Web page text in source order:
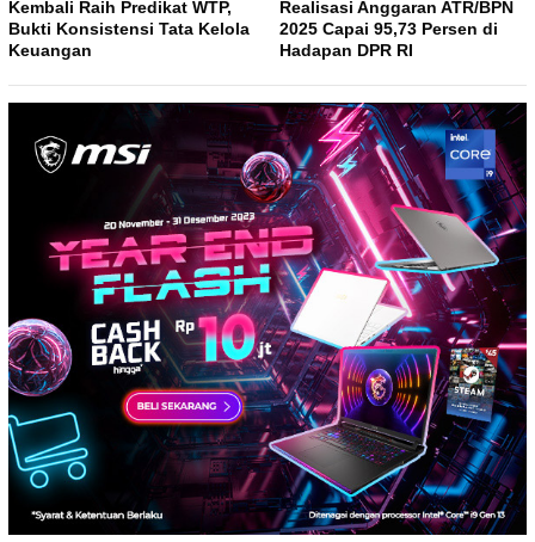
Kembali Raih Predikat WTP,
Bukti Konsistensi Tata Kelola
Keuangan
Realisasi Anggaran ATR/BPN
2025 Capai 95,73 Persen di
Hadapan DPR RI